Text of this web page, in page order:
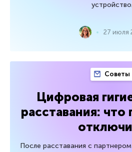
устройство.
27 июля
Советы
Цифровая
расставания: что
После расставания с